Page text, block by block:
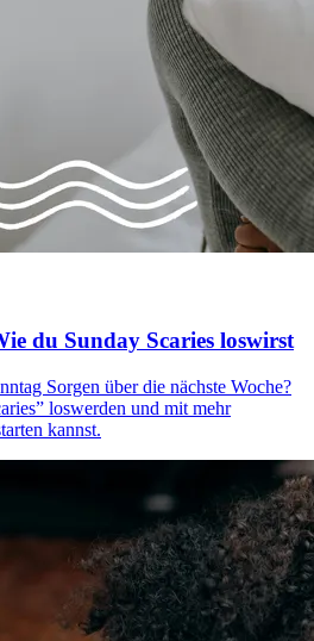
du Sunday Scaries loswirst
Sorgen über die nächste Woche?
loswerden und mit mehr
kannst.